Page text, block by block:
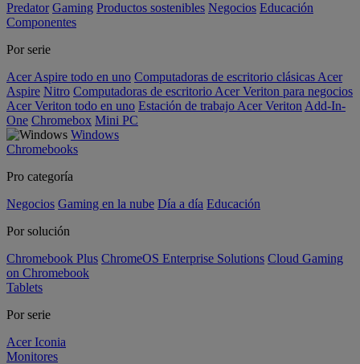
Predator Gaming Productos sostenibles Negocios Educación
Componentes
Por serie
Acer Aspire todo en uno Computadoras de escritorio clásicas Acer
Aspire Nitro Computadoras de escritorio Acer Veriton para negocios
Acer Veriton todo en uno Estación de trabajo Acer Veriton Add-In-
One Chromebox Mini PC
Windows
Chromebooks
Pro categoría
Negocios Gaming en la nube Día a día Educación
Por solución
Chromebook Plus ChromeOS Enterprise Solutions Cloud Gaming
on Chromebook
Tablets
Por serie
Acer Iconia
Monitores